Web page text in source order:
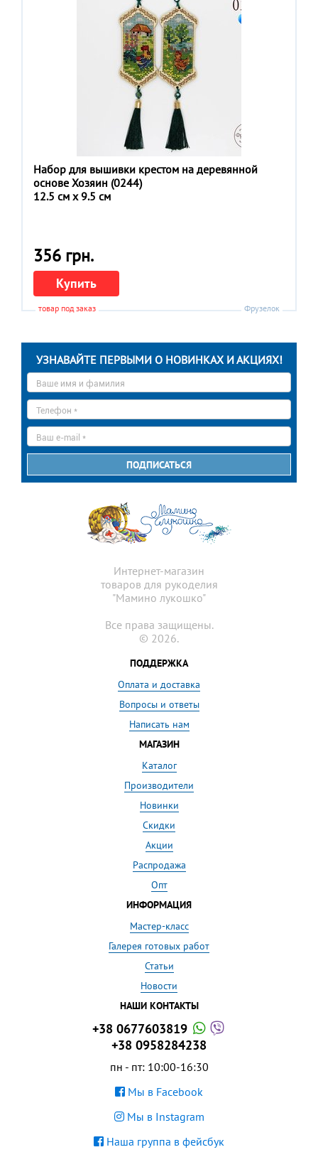
Набор для вышивки крестом на деревянной
основе Хозяин (0244)
12.5 см x 9.5 см
356 грн.
Купить
товар под заказ Фрузелок
УЗНАВАЙТЕ ПЕРВЫМИ О НОВИНКАХ И АКЦИЯХ!
имя
*
mail
*
ПОДПИСАТЬСЯ
Интернет-магазин
товаров для рукоделия
"Мамино лукошко"
Все права защищены.
© 2026.
ПОДДЕРЖКА
Оплата и доставка
Вопросы и ответы
Написать нам
МАГАЗИН
Каталог
Производители
Новинки
Скидки
Акции
Распродажа
Опт
ИНФОРМАЦИЯ
Мастер-класс
Галерея готовых работ
Статьи
Новости
НАШИ КОНТАКТЫ
+38 0677603819
+38 0958284238
пн - пт: 10:00-16:30
Мы в Facebook
Мы в Instagram
Наша группа в фейсбук